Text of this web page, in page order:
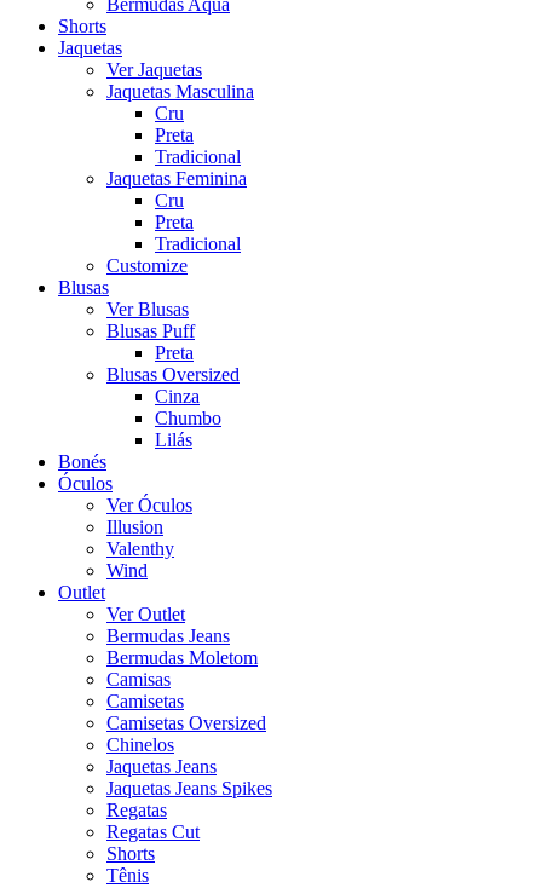
Bermudas Aqua
Shorts
Jaquetas
Ver Jaquetas
Jaquetas Masculina
Cru
Preta
Tradicional
Jaquetas Feminina
Cru
Preta
Tradicional
Customize
Blusas
Ver Blusas
Blusas Puff
Preta
Blusas Oversized
Cinza
Chumbo
Lilás
Bonés
Óculos
Ver Óculos
Illusion
Valenthy
Wind
Outlet
Ver Outlet
Bermudas Jeans
Bermudas Moletom
Camisas
Camisetas
Camisetas Oversized
Chinelos
Jaquetas Jeans
Jaquetas Jeans Spikes
Regatas
Regatas Cut
Shorts
Tênis